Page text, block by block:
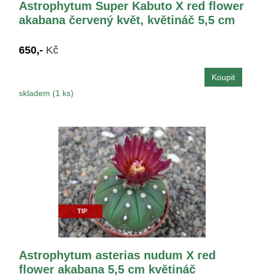
Astrophytum Super Kabuto X red flower
akabana červený květ, květináč 5,5 cm
650,- Kč
skladem (1 ks)
TIP
Astrophytum asterias nudum X red
flower akabana 5,5 cm květináč